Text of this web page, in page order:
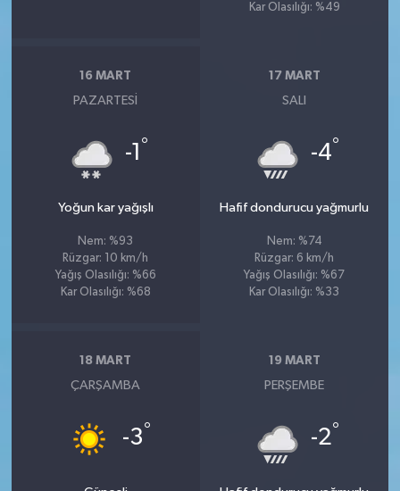
Kar Olasılığı: %49
16 MART
PAZARTESI
-1 °
Yoğun kar yağışlı
Nem: %93
Rüzgar: 10 km/h
Yağış Olasılığı: %66
Kar Olasılığı: %68
17 MART
SALI
-4°
Hafif dondurucu yağmurlu
Nem: %74
Rüzgar: 6 km/h
Yağış Olasılığı: %67
Kar Olasılığı: %33
18 MART
ÇARŞAMBA
-3°
19 MART
PERŞEMBE
-2°